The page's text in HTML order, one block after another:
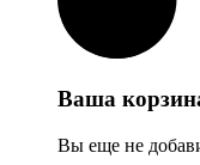
Ваша
Вы еще не